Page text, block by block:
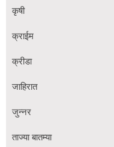
कृषी
क्राईम
क्रीडा
जाहिरात
जुन्नर
ताज्या बातम्या